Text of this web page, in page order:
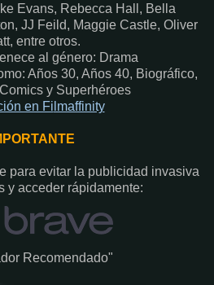
Evans, Rebecca Hall, Bella
JJ Feild, Maggie Castle, Oliver
entre otros.
al género: Drama
Años 30, Años 40, Biográfico,
y Superhéroes
en Fi lmaffinity
para evitar la publicidad invasiva
y acceder rápidamente:​
Recomendado"